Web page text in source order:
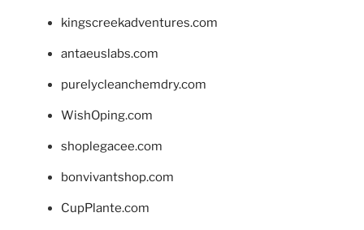
kingscreekadventures.com
antaeuslabs.com
purelycleanchemdry.com
WishOping.com
shoplegacee.com
bonvivantshop.com
CupPlante.com